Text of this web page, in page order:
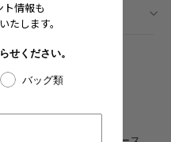
製品
ト情報も
たします。
せください。
バッグ類